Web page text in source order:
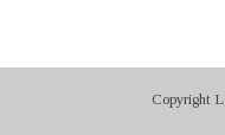
Copyright